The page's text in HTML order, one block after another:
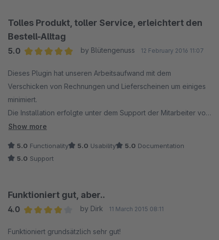
Mit freundlichen Grüßen
Florian Schenk | kuzo media
Tolles Produkt, toller Service, erleichtert den
Bestell-Alltag
5.0
by Blütengenuss 12 February 2016 11:07
Dieses Plugin hat unseren Arbeitsaufwand mit dem
Verschicken von Rechnungen und Lieferscheinen um einiges
minimiert.
Die Installation erfolgte unter dem Support der Mitarbeiter von
kuzo media und lief reibungslos.
des Plugins feststellen.
und eine Nachricht auf dem Anrufbeantworter hinterlassen, die
noch am gleichen Tag beantwortet wurden.
Ein wirklich gutes Produkt und toller Service!
Show more
5.0 Functionality 5.0 Usability 5.0 Documentation
5.0 Support
Funktioniert gut, aber..
4.0
by Dirk 11 March 2015 08:11
Funktioniert grundsätzlich sehr gut!